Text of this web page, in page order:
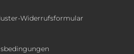
Widerrufsformular